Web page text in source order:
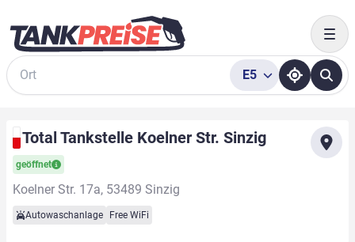
Suche
E5
Total Tankstelle Koelner Str. Sinzig
geöffnet
Koelner Str. 17a, 53489 Sinzig
Autowaschanlage Free WiFi